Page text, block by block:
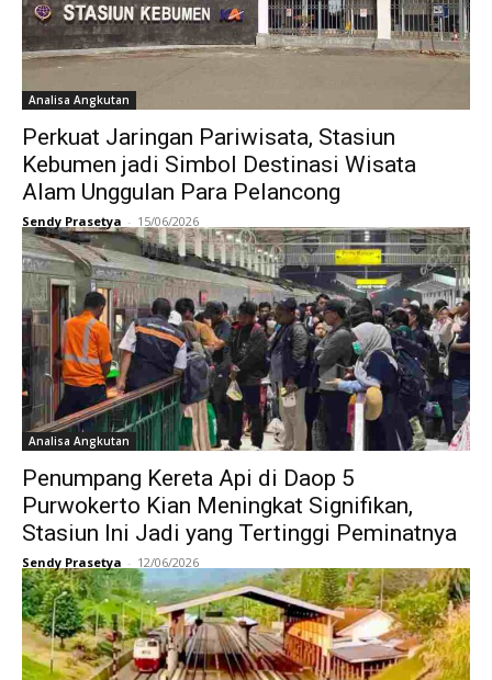
Analisa Angkutan
Perkuat Jaringan Pariwisata, Stasiun
Kebumen jadi Simbol Destinasi Wisata
Alam Unggulan Para Pelancong
Sendy Prasetya - 15/06/2026
Analisa Angkutan
Penumpang Kereta Api di Daop 5
Purwokerto Kian Meningkat Signifikan,
Stasiun Ini Jadi yang Tertinggi Peminatnya
Sendy Prasetya - 12/06/2026